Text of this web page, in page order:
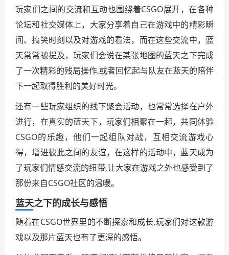
玩家们之间的交流和互动也围绕着CSGO展开，在各种
论坛和社交媒体上，大家分享着自己在游戏中的精彩瞬
间、搞笑时刻以及对游戏的看法，而在这些交流中，蓝
天常常被提及，玩家们会说在某张地图的蓝天之下完成
了一次精彩的残局操作,或者回忆起与队友在蓝天的陪伴
下一起取得胜利的美好时光。
还有一些玩家组织的线下聚会活动，也常常选择在户外
进行，在真实的蓝天下，玩家们相聚在一起，共同体验
CSGO的乐趣，他们一起组队对战，互相交流游戏心
得，增进彼此之间的友谊，在这样的活动中，蓝天成为
了玩家们情感交流的纽带,让大家在游戏之外也感受到了
那份来自CSGO社区的温暖。
蓝天之下的成长与感悟
随着在CSGO世界里的不断探索和成长,玩家们对这款游
戏以及那片蓝天也有了更深的感悟。